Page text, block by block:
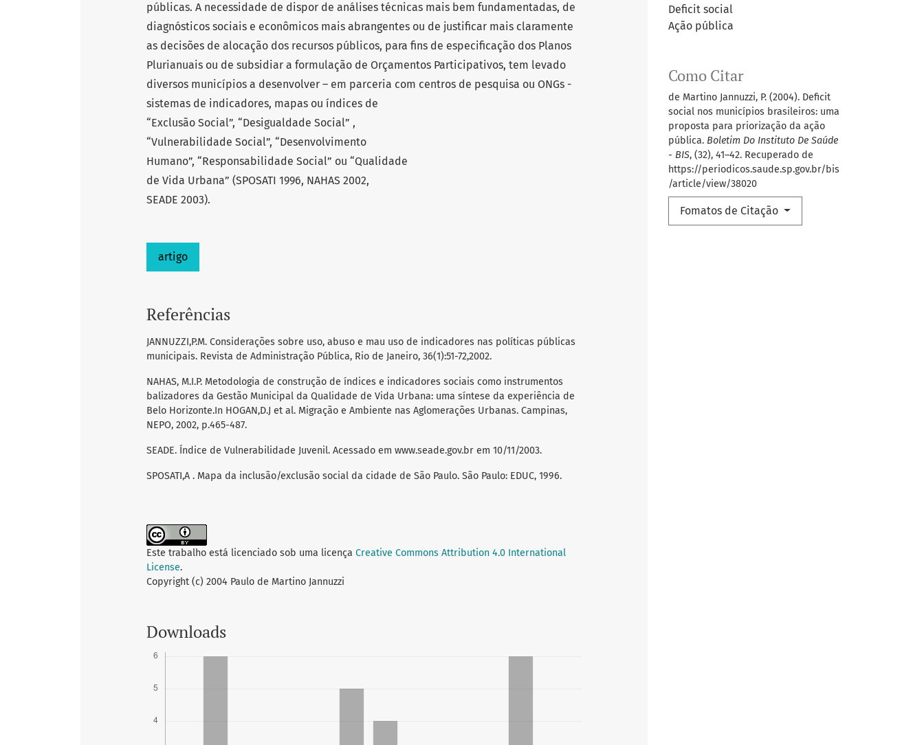
Deficit social
Ação pública
Como Citar
de Martino Jannuzzi, P. (2004). Deficit
social nos municípios brasileiros: uma
proposta para priorização da ação
pública. Boletim Do Instituto De Saúde
- BIS, (32), 41–42. Recuperado de
https://periodicos.saude.sp.gov.br/bis
/article/view/38020
Fomatos de Citação
públicas. A necessidade de dispor de análises técnicas mais bem fundamentadas, de
diagnósticos sociais e econômicos mais abrangentes ou de justificar mais claramente
as decisões de alocação dos recursos públicos, para fins de especificação dos Planos
Plurianuais ou de subsidiar a formulação de Orçamentos Participativos, tem levado
diversos municípios a desenvolver – em parceria com centros de pesquisa ou ONGs -
sistemas de indicadores, mapas ou índices de
“Exclusão Social”, “Desigualdade Social” ,
“Vulnerabilidade Social”, “Desenvolvimento
Humano”, “Responsabilidade Social” ou “Qualidade
de Vida Urbana” (SPOSATI 1996, NAHAS 2002,
SEADE 2003).
artigo
Referências
JANNUZZI,P.M. Considerações sobre uso, abuso e mau uso de indicadores nas políticas públicas
municipais. Revista de Administração Pública, Rio de Janeiro, 36(1):51-72,2002.
NAHAS, M.I.P. Metodologia de construção de índices e indicadores sociais como instrumentos
balizadores da Gestão Municipal da Qualidade de Vida Urbana: uma síntese da experiência de
Belo Horizonte.In HOGAN,D.J et al. Migração e Ambiente nas Aglomerações Urbanas. Campinas,
NEPO, 2002, p.465-487.
SEADE. Índice de Vulnerabilidade Juvenil. Acessado em www.seade.gov.br em 10/11/2003.
SPOSATI,A . Mapa da inclusão/exclusão social da cidade de São Paulo. São Paulo: EDUC, 1996.
Este trabalho está licenciado sob uma licença Creative Commons Attribution 4.0 International
License.
Copyright (c) 2004 Paulo de Martino Jannuzzi
Downloads